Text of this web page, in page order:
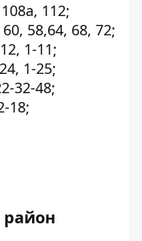
112;
58,64, 68, 72;
1-11;
1-25;
32-48;
18;